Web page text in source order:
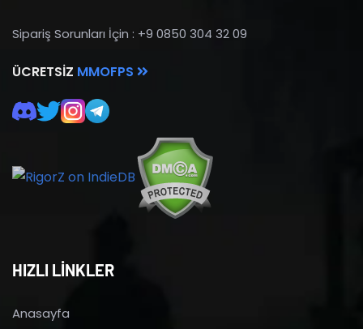
Sipariş Sorunları İçin : +9 0850 304 32 09
ÜCRETSIZ MMOFPS
HIZLI LİNKLER
Anasayfa